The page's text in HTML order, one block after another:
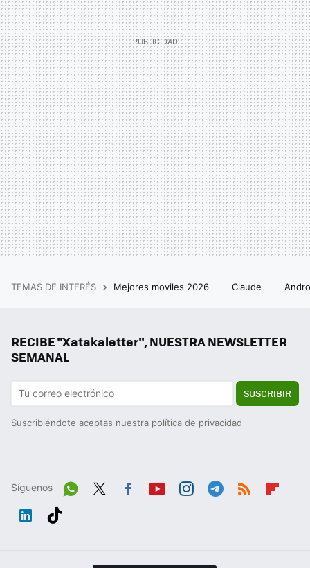
TEMAS DE INTERÉS Mejores moviles 2026 Claude
RECIBE "Xatakaletter", NUESTRA NEWSLETTER
SEMANAL
SUSCRIBIR
Suscribiéndote aceptas nuestra política de privacidad
Síguenos
Wh